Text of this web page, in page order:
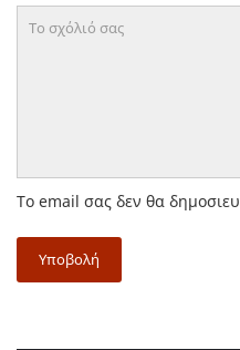
Το email σας δεν θα
Υποβολή